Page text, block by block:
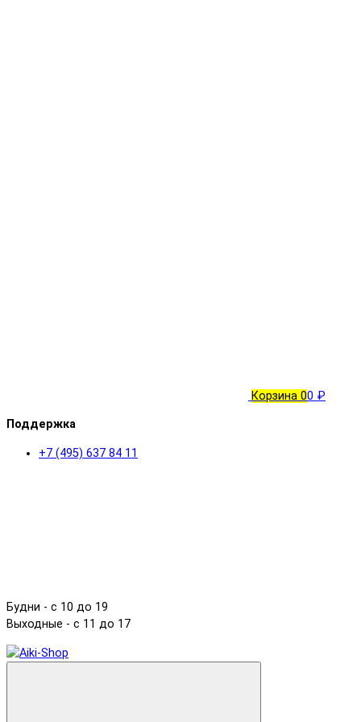
Корзина 00 ₽
Поддержка
+7 (495) 637 84 11
Будни - с 10 до 19
Выходные - c 11 до 17